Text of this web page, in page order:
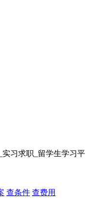
查条件 查费用